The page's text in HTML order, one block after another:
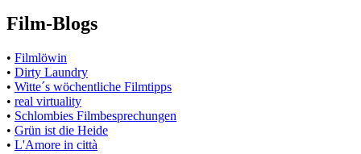
Film-Blogs
• Filmlöwin
• Dirty Laundry
• Witte´s wöchentliche Filmtipps
• real virtuality
• Schlombies Filmbesprechungen
• Grün ist die Heide
• L'Amore in città